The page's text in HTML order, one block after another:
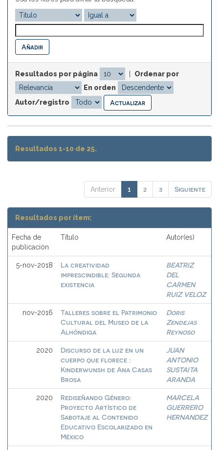
Resultados por página
Ordenar por
En orden
Autor/registro
Resultados 1-10 de 25.
Anterior 1 2 3 Siguiente
Resultados por ítem:
Fecha de
publicación
Título Autor(es)
5-nov-2018
La creatividad
imprescindible: Segunda
existencia
BEATRIZ
DEL
CARMEN
RUIZ VELOZ
nov-2016
Talleres sobre el Patrimonio
Cultural del Museo de la
Alhóndiga
Doris
Zendejas
Reynoso
2020
Discurso de la luz en un
cuerpo que florece :
Kinderwunsh de Ana Casas
Brosa
JUAN
ANTONIO
SUSTAITA
ARANDA
2020
Rediseñando Género:
Proyecto Artístico de
Sabotaje al Contenido
Educativo Escolarizado en
México
MARCELA
GUERRERO
HERNANDEZ